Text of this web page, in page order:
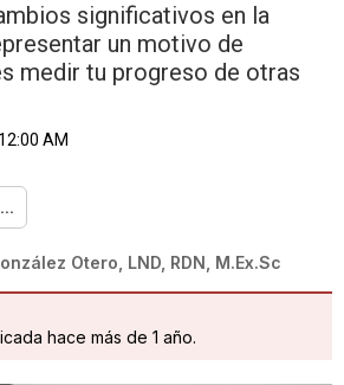
significativos en la
un motivo de
medir tu progreso de otras
AM
...
Otero, LND, RDN, M.Ex.Sc
hace más de 1 año.